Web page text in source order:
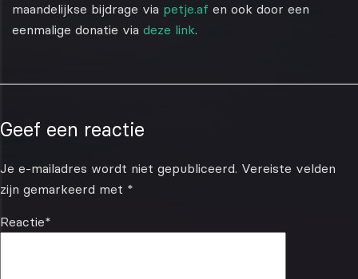
maandelijkse bijdrage via petje.af en ook door een
eenmalige donatie via deze link.
Geef een reactie
Je e-mailadres wordt niet gepubliceerd. Vereiste velden
zijn gemarkeerd met *
Reactie*